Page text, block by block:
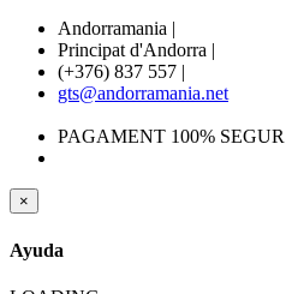
Andorramania |
Principat d'Andorra |
(+376) 837 557 |
gts@andorramania.net
PAGAMENT 100% SEGUR
×
Ayuda